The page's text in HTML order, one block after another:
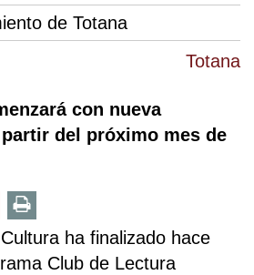
Totana
de Totana
con nueva
del próximo mes de
ha finalizado hace
Club de Lectura